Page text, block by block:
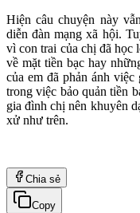
Hiện câu chuyện này
diễn đàn mạng xã hội.
vì con trai của chị đã học
về mặt tiền bạc hay
của em đã phản ánh
trong việc bảo quản tiền
gia đình chị nên khuyên
xử như trên.
Chia sẻ
Copy